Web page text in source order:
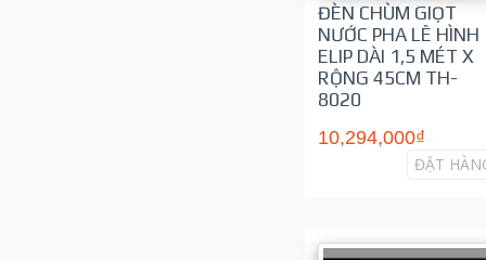
ĐÈN CHÙM GIỌT
NƯỚC PHA LÊ HÌNH
ELIP DÀI 1,5 MÉT X
RỘNG 45CM TH-
8020
10,294,000₫
ĐẶT